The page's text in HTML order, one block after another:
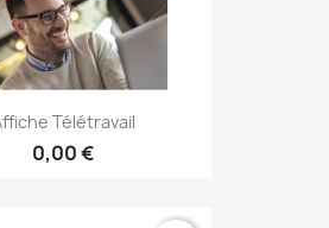
Télétravail
0,00 €